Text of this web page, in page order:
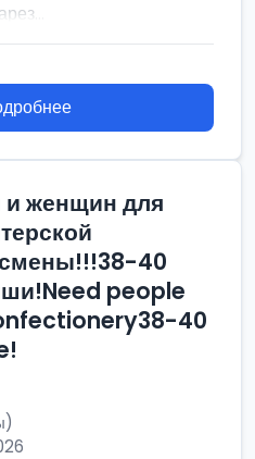
женщин для
40
people
40